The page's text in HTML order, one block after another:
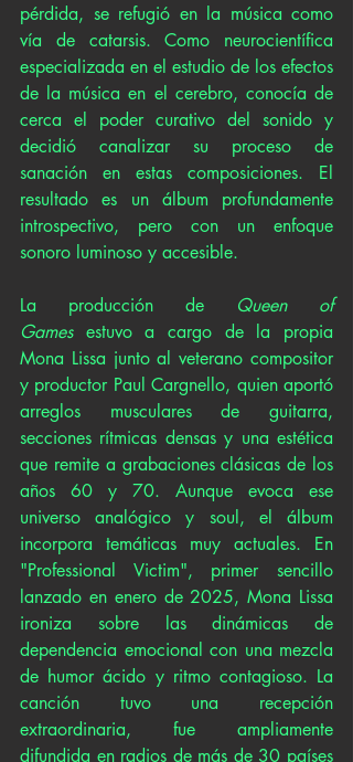
pérdida, se refugió en la música como
vía de catarsis. Como neurocientífica
especializada en el estudio de los efectos
de la música en el cerebro, conocía de
cerca el poder curativo del sonido y
decidió canalizar su proceso de
sanación en estas composiciones. El
resultado es un álbum profundamente
introspectivo, pero con un enfoque
sonoro luminoso y accesible.
La producción de Queen of
Games estuvo a cargo de la propia
Mona Lissa junto al veterano compositor
y productor Paul Cargnello, quien aportó
arreglos musculares de guitarra,
secciones rítmicas densas y una estética
que remite a grabaciones clásicas de los
años 60 y 70. Aunque evoca ese
universo analógico y soul, el álbum
incorpora temáticas muy actuales. En
"Professional Victim", primer sencillo
lanzado en enero de 2025, Mona Lissa
ironiza sobre las dinámicas de
dependencia emocional con una mezcla
de humor ácido y ritmo contagioso. La
canción tuvo una recepción
extraordinaria, fue ampliamente
difundida en radios de más de 30 países